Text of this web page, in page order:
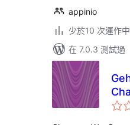
appinio
少於10 次運作
在 7.0.3 測試過